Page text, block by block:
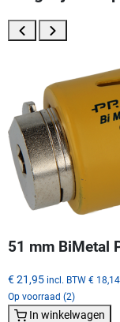
51 mm BiMetal
€ 21,95 incl. BTW € 18,14
Op voorraad (2)
In winkelwagen